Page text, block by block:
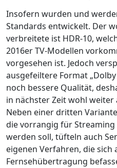
Insofern wurden und
Standards entwickelt. Der
verbreitete ist HDR-10,
2016er TV-Modellen
vorgesehen ist. Jedoch
ausgefeiltere Format
noch bessere Qualität,
in nächster Zeit wohl
Neben einer dritten
die vorrangig für
werden soll, tüfteln auch
eigenen Verfahren, die
Fernsehübertragung